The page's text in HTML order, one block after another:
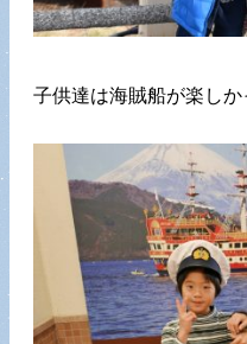
子供達は海賊船が楽しか